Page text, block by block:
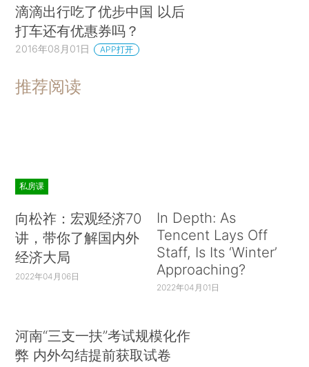
滴滴出行吃了优步中国 以后
打车还有优惠券吗？
2016年08月01日 APP打开
推荐阅读
私房课
向松祚：宏观经济70
讲，带你了解国内外
经济大局
2022年04月06日
In Depth: As
Tencent Lays Off
Staff, Is Its ‘Winter’
Approaching?
2022年04月01日
河南“三支一扶”考试规模化作
弊 内外勾结提前获取试卷